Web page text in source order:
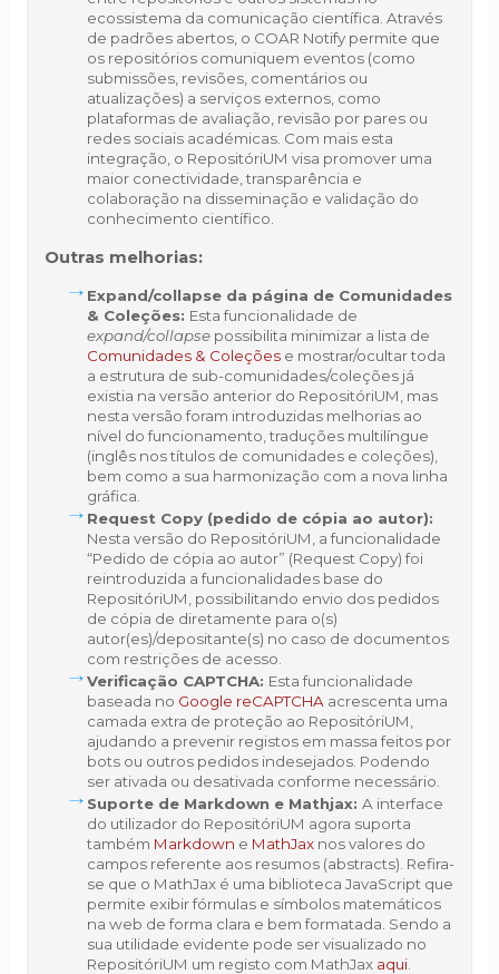
ecossistema da comunicação científica. Através
de padrões abertos, o COAR Notify permite que
os repositórios comuniquem eventos (como
submissões, revisões, comentários ou
atualizações) a serviços externos, como
plataformas de avaliação, revisão por pares ou
redes sociais académicas. Com mais esta
integração, o RepositóriUM visa promover uma
maior conectividade, transparência e
colaboração na disseminação e validação do
conhecimento científico.
Outras melhorias:
Expand/collapse da página de Comunidades
& Coleções: Esta funcionalidade de
expand/collapsepossibilita minimizar a lista de
Comunidades & Coleçõese mostrar/ocultar toda
a estrutura de sub-comunidades/coleções já
existia na versão anterior do RepositóriUM, mas
nesta versão foram introduzidas melhorias ao
nível do funcionamento, traduções multilíngue
(inglês nos títulos de comunidades e coleções),
bem como a sua harmonização com a nova linha
gráfica.
Request Copy(pedido de cópia ao autor):
Nesta versão do RepositóriUM, a funcionalidade
“Pedido de cópia ao autor” (Request Copy) foi
reintroduzida a funcionalidades base do
RepositóriUM, possibilitando envio dos pedidos
de cópia de diretamente para o(s)
autor(es)/depositante(s) no caso de documentos
com restrições de acesso.
Verificação CAPTCHA: Esta funcionalidade
baseada no Google reCAPTCHA acrescenta uma
camada extra de proteção ao RepositóriUM,
ajudando a prevenir registos em massa feitos por
bots ou outros pedidos indesejados. Podendo
ser ativada ou desativada conforme necessário.
Suporte de Markdown e Mathjax: A interface
do utilizador do RepositóriUM agora suporta
também Markdown e MathJaxnos valores do
campos referente aos resumos (abstracts). Refira-
se que o MathJax é uma biblioteca JavaScript que
permite exibir fórmulas e símbolos matemáticos
na web de forma clara e bem formatada. Sendo a
sua utilidade evidente pode ser visualizado no
RepositóriUM um registo com MathJax aqui.